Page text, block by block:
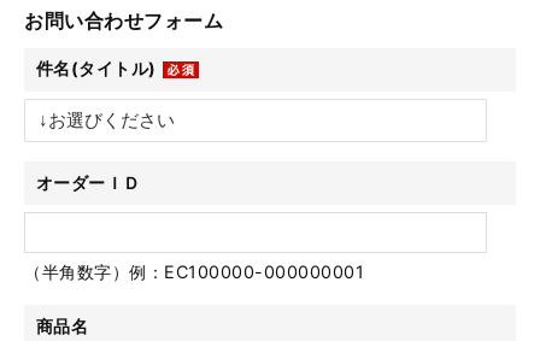
お問い合わせフォーム
件名(タイトル)
オーダーＩＤ
（半角数字）例：EC100000-000000001
商品名